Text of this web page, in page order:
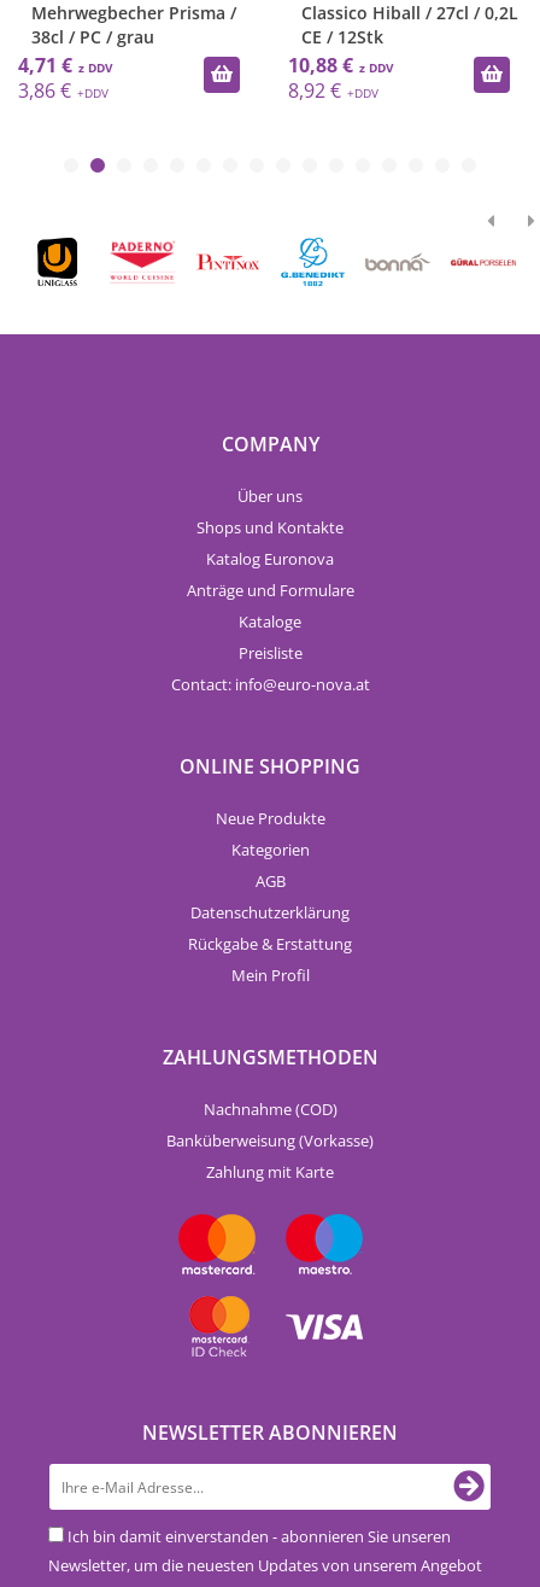
Mehrwegbecher Prisma /
38cl / PC / grau
4,71 €
3,86 €
Classico Hiball / 27cl / 0,2L
CE / 12Stk
10,88 €
8,92 €
COMPANY
Über uns
Shops und Kontakte
Katalog Euronova
Anträge und Formulare
Kataloge
Preisliste
Contact: info euro-nova.at
ONLINE SHOPPING
Neue Produkte
Kategorien
AGB
Datenschutzerklärung
Rückgabe & Erstattung
Mein Profil
ZAHLUNGSMETHODEN
Nachnahme (COD)
Banküberweisung (Vorkasse)
Zahlung mit Karte
NEWSLETTER ABONNIEREN
Ich bin damit einverstanden - abonnieren Sie unseren
Newsletter, um die neuesten Updates von unserem Angebot